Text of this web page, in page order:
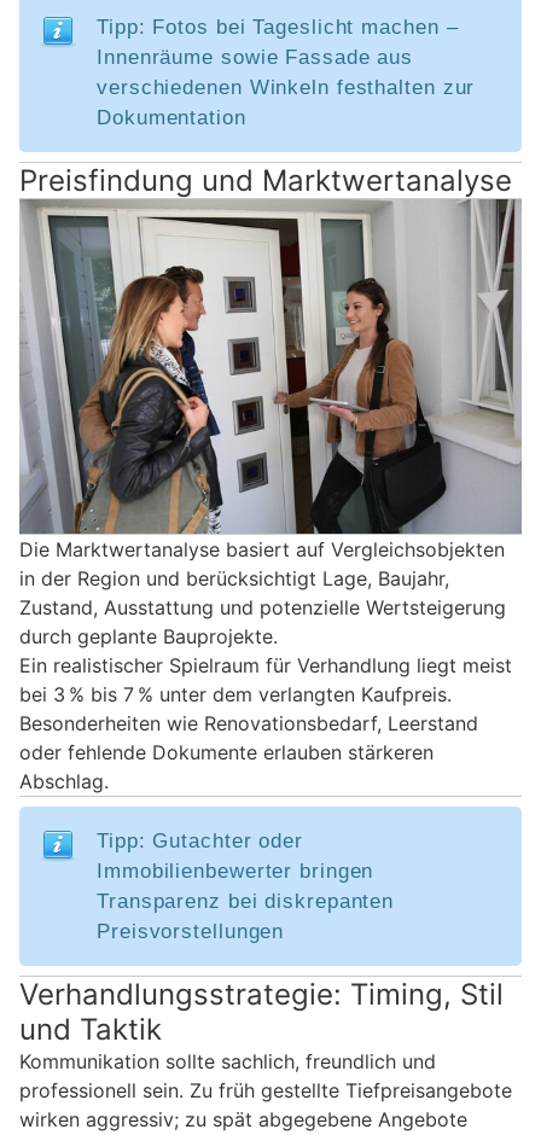
Tipp: Fotos bei Tageslicht machen –
Innenräume sowie Fassade aus
verschiedenen Winkeln festhalten zur
Dokumentation
Preisfindung und Marktwertanalyse
Die Marktwertanalyse basiert auf Vergleichsobjekten
in der Region und berücksichtigt Lage, Baujahr,
Zustand, Ausstattung und potenzielle Wertsteigerung
durch geplante Bauprojekte.
Ein realistischer Spielraum für Verhandlung liegt meist
bei 3 % bis 7 % unter dem verlangten Kaufpreis.
Besonderheiten wie Renovationsbedarf, Leerstand
oder fehlende Dokumente erlauben stärkeren
Abschlag.
Tipp: Gutachter oder
Immobilienbewerter bringen
Transparenz bei diskrepanten
Preisvorstellungen
Verhandlungsstrategie: Timing, Stil
und Taktik
Kommunikation sollte sachlich, freundlich und
professionell sein. Zu früh gestellte Tiefpreisangebote
wirken aggressiv; zu spät abgegebene Angebote